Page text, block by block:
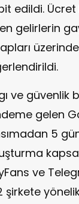
edildi. Ücret
gelirlerin
ve güvenlik
gelen
5
ve
şirkete